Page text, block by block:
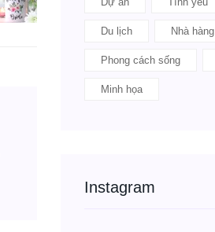
Du lịch Nhà hàng
Phong cách sống
Minh họa
Instagram